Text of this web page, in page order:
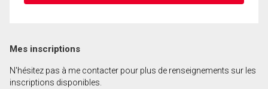
Mes inscriptions
N'hésitez pas à me contacter pour plus de renseignements sur les
inscriptions disponibles.